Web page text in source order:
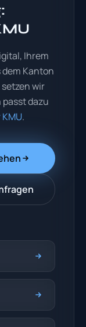
Ihrem
Kanton
wir
dazu
.